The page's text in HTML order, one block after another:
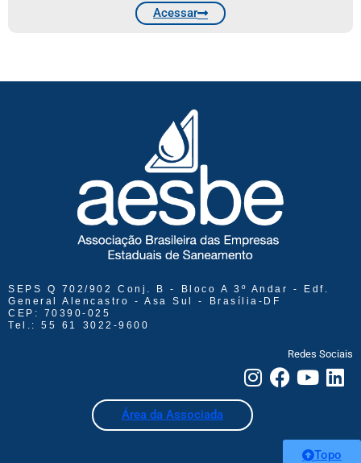
Acessar
SEPS Q 702/902 Conj. B - Bloco A 3º Andar - Edf.
General Alencastro - Asa Sul - Brasília-DF
CEP: 70390-025
Tel.: 55 61 3022-9600
Redes Sociais
Área da Associada
Topo